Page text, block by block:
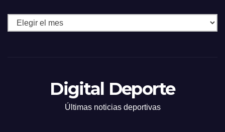
Archivos
Digital Deporte
Últimas noticias deportivas